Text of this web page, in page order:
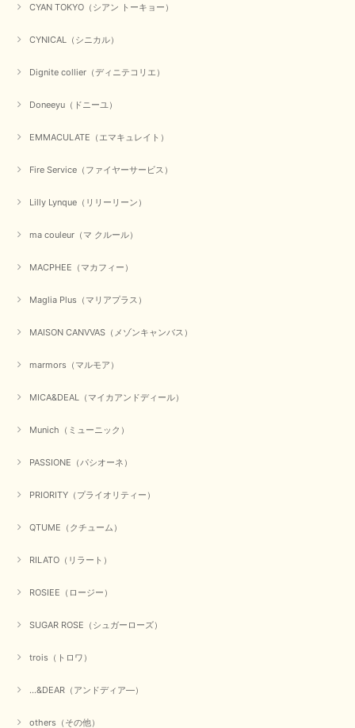
CYAN TOKYO（シアン トーキョー）
CYNICAL（シニカル）
Dignite collier（ディニテコリエ）
Doneeyu（ドニーユ）
EMMACULATE（エマキュレイト）
Fire Service（ファイヤーサービス）
Lilly Lynque（リリーリーン）
ma couleur（マ クルール）
MACPHEE（マカフィー）
Maglia Plus（マリアプラス）
MAISON CANVVAS（メゾンキャンバス）
marmors（マルモア）
MICA&DEAL（マイカアンドディール）
Munich（ミューニック）
PASSIONE（パシオーネ）
PRIORITY（プライオリティー）
QTUME（クチューム）
RILATO（リラート）
ROSIEE（ロージー）
SUGAR ROSE（シュガーローズ）
trois（トロワ）
...&DEAR（アンドディア―）
others（その他）